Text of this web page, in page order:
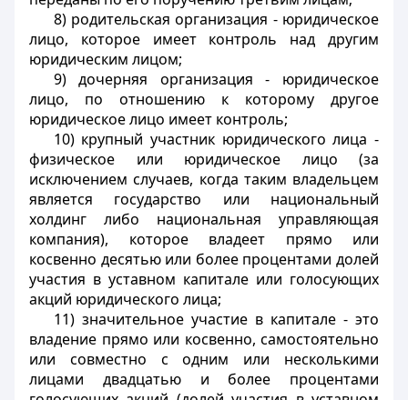
8) родительская организация - юридическое
лицо, которое имеет контроль над другим
юридическим лицом;
9) дочерняя организация - юридическое
лицо, по отношению к которому другое
юридическое лицо имеет контроль;
10) крупный участник юридического лица -
физическое или юридическое лицо (за
исключением случаев, когда таким владельцем
является государство или национальный
холдинг либо национальная управляющая
компания), которое владеет прямо или
косвенно десятью или более процентами долей
участия в уставном капитале или голосующих
акций юридического лица;
11) значительное участие в капитале - это
владение прямо или косвенно, самостоятельно
или совместно с одним или несколькими
лицами двадцатью и более процентами